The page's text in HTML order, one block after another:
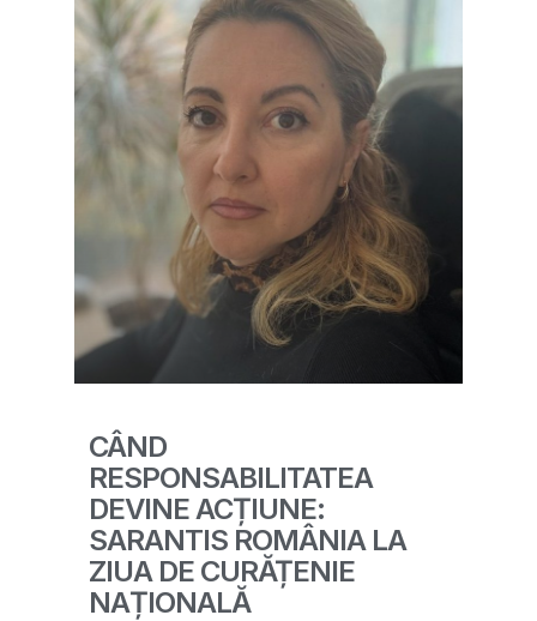
CÂND
RESPONSABILITATEA
DEVINE ACȚIUNE:
SARANTIS ROMÂNIA LA
ZIUA DE CURĂȚENIE
NAȚIONALĂ